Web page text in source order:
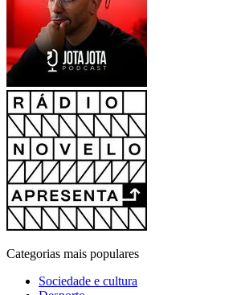
Categorias mais populares
Sociedade e cultura